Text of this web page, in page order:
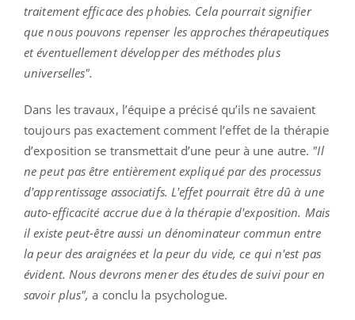
traitement efficace des phobies. Cela pourrait signifier
que nous pouvons repenser les approches thérapeutiques
et éventuellement développer des méthodes plus
universelles".
Dans les travaux, l’équipe a précisé qu’ils ne savaient
toujours pas exactement comment l’effet de la thérapie
d’exposition se transmettait d’une peur à une autre. "Il
ne peut pas être entièrement expliqué par des processus
d'apprentissage associatifs. L'effet pourrait être dû à une
auto-efficacité accrue due à la thérapie d'exposition. Mais
il existe peut-être aussi un dénominateur commun entre
la peur des araignées et la peur du vide, ce qui n'est pas
évident. Nous devrons mener des études de suivi pour en
savoir plus", a conclu la psychologue.